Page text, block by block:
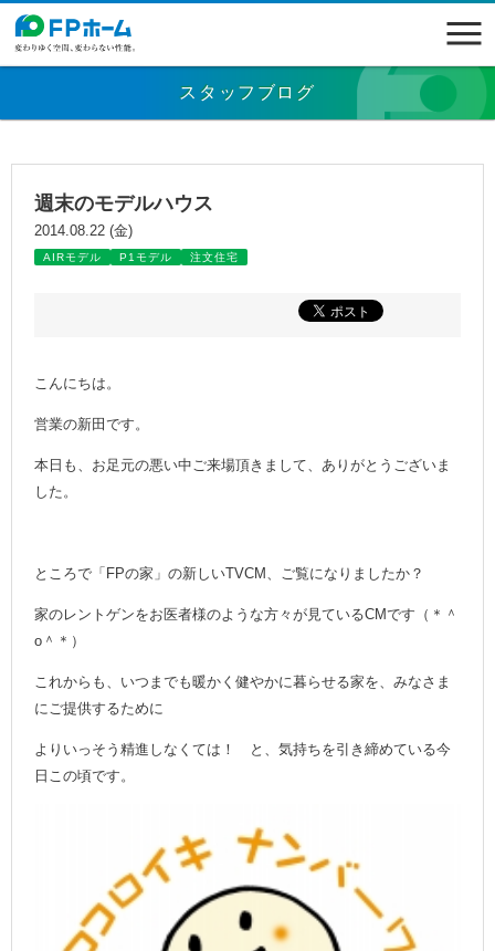
スタッフブログ
週末のモデルハウス
2014.08.22 (金)
AIRモデル P1モデル 注文住宅
こんにちは。
営業の新田です。
本日も、お足元の悪い中ご来場頂きまして、ありがとうございま
した。
ところで「FPの家」の新しいTVCM、ご覧になりましたか？
家のレントゲンをお医者様のような方々が見ているCMです（＊＾
o＾＊）
これからも、いつまでも暖かく健やかに暮らせる家を、みなさま
にご提供するために
よりいっそう精進しなくては！ と、気持ちを引き締めている今
日この頃です。